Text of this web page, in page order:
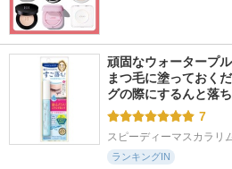
頑固なウォータープ
まつ毛に塗っておく
グの際にするんと落
7
スピーディーマスカラリ
ランキングIN